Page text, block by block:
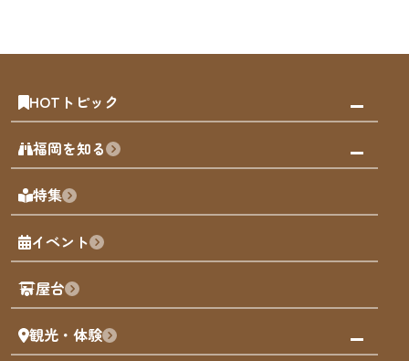
HOTトピック
みんなの旅行記
天神エリア
博多旧市街
福岡城
歴史・文化
福岡を知る
福岡の見どころ
福岡の魅力
観光カレンダー
観光PR動画
まち歩き
福岡グルメ
特集
イベント
屋台
観光・体験